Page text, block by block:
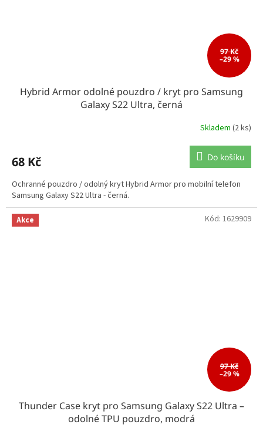
97 Kč
–29 %
Hybrid Armor odolné pouzdro / kryt pro Samsung
Galaxy S22 Ultra, černá
Skladem (2 ks)
68 Kč Do košíku
Ochranné pouzdro / odolný kryt Hybrid Armor pro mobilní telefon
Samsung Galaxy S22 Ultra - černá.
Akce
97 Kč
–29 %
Thunder Case kryt pro Samsung Galaxy S22 Ultra –
odolné TPU pouzdro, modrá
Kód: 1629909